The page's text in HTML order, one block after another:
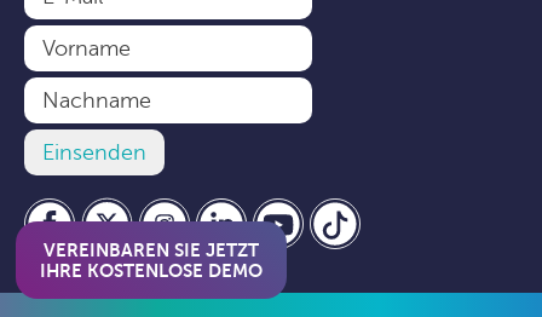
VEREINBAREN SIE JETZT
IHRE KOSTENLOSE DEMO